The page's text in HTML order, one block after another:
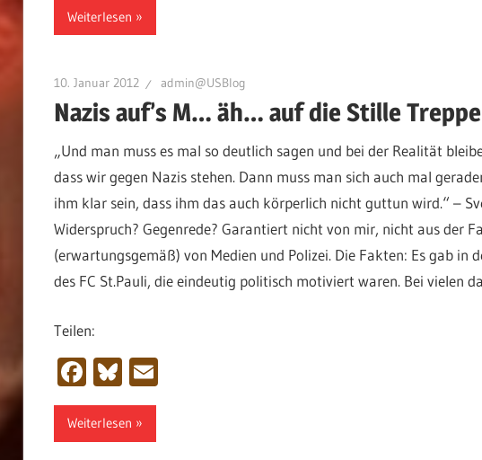
Weiterlesen
10. Januar 2012 admin@USBlog
Nazis auf’s M… äh… auf die Stille
„Und man muss es mal so deutlich sagen und bei der Realität
dass wir gegen Nazis stehen. Dann muss man sich auch mal
ihm klar sein, dass ihm das auch körperlich nicht guttun wird.“ –
Widerspruch? Gegenrede? Garantiert nicht von mir, nicht aus der
(erwartungsgemäß) von Medien und Polizei. Die Fakten: Es gab in
des FC St.Pauli, die eindeutig politisch motiviert waren. Bei vielen
Teilen:
Facebook
Bluesky
Email
Weiterlesen